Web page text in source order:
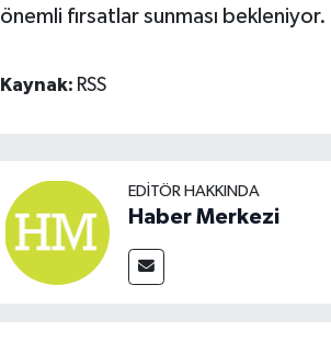
önemli fırsatlar sunması bekleniyor.
Kaynak: RSS
EDITÖR HAKKINDA
Haber Merkezi